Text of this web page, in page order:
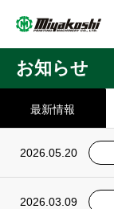
お知らせ
最新情報
2026.05.20
2026.03.09